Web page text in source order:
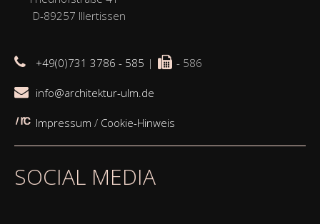
D-89257 Illertissen
+49(0)731 3786 - 585 | - 586
info@architektur-ulm.de
Impressum / Cookie-Hinweis
SOCIAL MEDIA